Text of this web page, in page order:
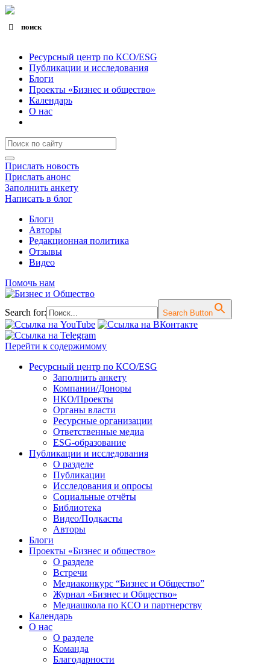
поиск
Ресурсный центр по КСО/ESG
Публикации и исследования
Блоги
Проекты «Бизнес и общество»
Календарь
О нас
Прислать новость
Прислать анонс
Заполнить анкету
Написать в блог
Блоги
Авторы
Редакционная политика
Отзывы
Видео
Помочь нам
Search for: Search Button
Перейти к содержимому
Ресурсный центр по КСО/ESG
Заполнить анкету
Компании/Доноры
НКО/Проекты
Органы власти
Ресурсные организации
Ответственные медиа
ESG-образование
Публикации и исследования
О разделе
Публикации
Исследования и опросы
Социальные отчёты
Библиотека
Видео/Подкасты
Авторы
Блоги
Проекты «Бизнес и общество»
О разделе
Встречи
Медиаконкурс “Бизнес и Общество”
Журнал «Бизнес и Общество»
Медиашкола по КСО и партнерству
Календарь
О нас
О разделе
Команда
Благодарности